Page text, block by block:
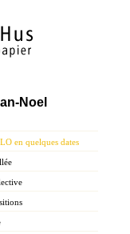
Noel
en quelques dates